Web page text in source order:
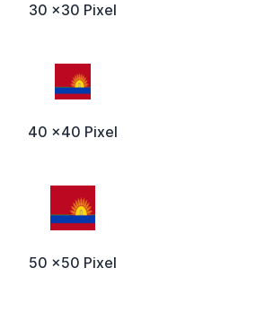
30 x30 Pixel
40 x40 Pixel
50 x50 Pixel